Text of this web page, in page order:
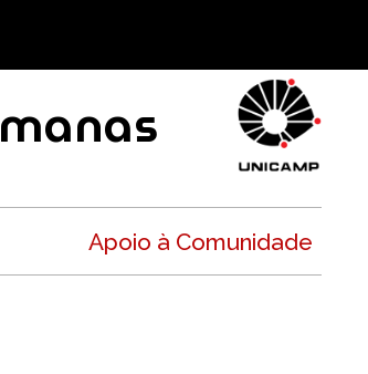
Apoio à Comunidade